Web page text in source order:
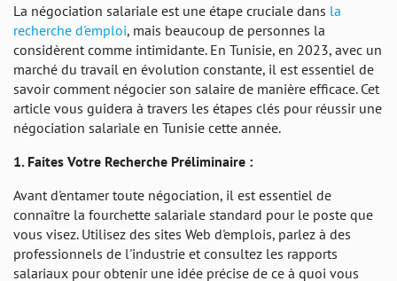
La négociation salariale est une étape cruciale dans la
recherche d'emploi, mais beaucoup de personnes la
considèrent comme intimidante. En Tunisie, en 2023, avec un
marché du travail en évolution constante, il est essentiel de
savoir comment négocier son salaire de manière efficace. Cet
article vous guidera à travers les étapes clés pour réussir une
négociation salariale en Tunisie cette année.
1. Faites Votre Recherche Préliminaire :
Avant d'entamer toute négociation, il est essentiel de
connaître la fourchette salariale standard pour le poste que
vous visez. Utilisez des sites Web d'emplois, parlez à des
professionnels de l'industrie et consultez les rapports
salariaux pour obtenir une idée précise de ce à quoi vous